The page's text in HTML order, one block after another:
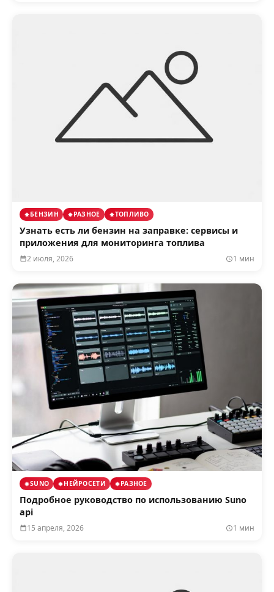
БЕНЗИН РАЗНОЕ ТОПЛИВО
Узнать есть ли бензин на заправке: сервисы и
приложения для мониторинга топлива
2 июля, 2026 1 мин
SUNO НЕЙРОСЕТИ РАЗНОЕ
Подробное руководство по использованию Suno
api
15 апреля, 2026 1 мин